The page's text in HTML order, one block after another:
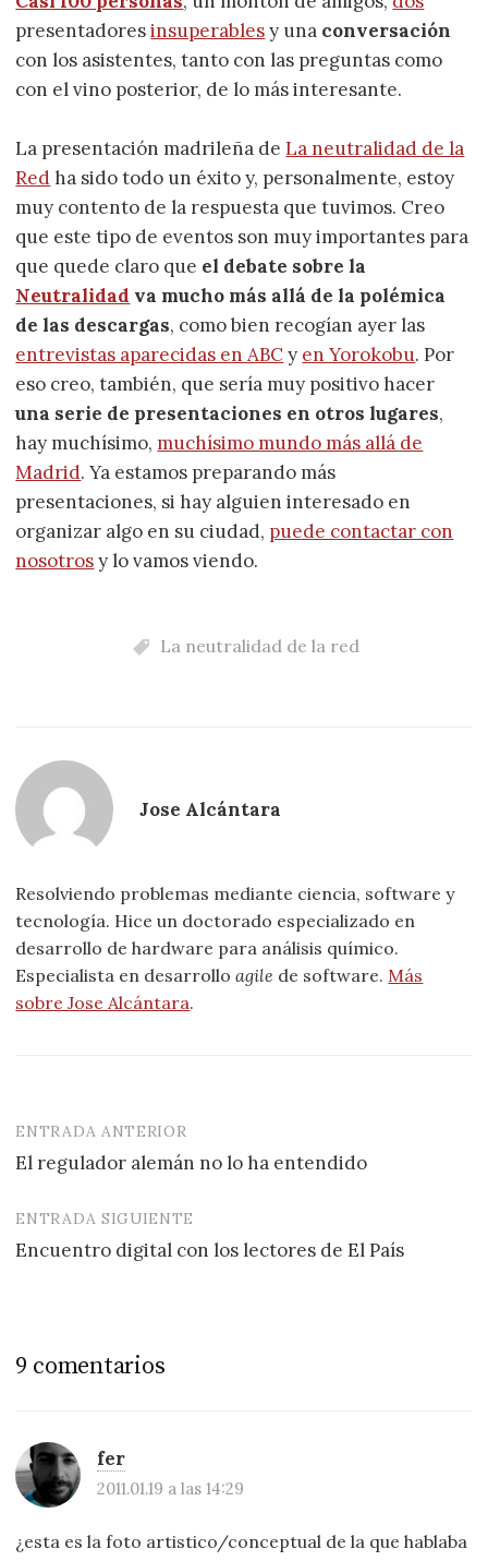
presentadoresinsuperablesy una conversación
con los asistentes, tanto con las preguntas como
con el vino posterior, de lo más interesante.
La presentación madrileña deLa neutralidad de la
Redha sido todo un éxito y, personalmente, estoy
muy contento de la respuesta que tuvimos. Creo
que este tipo de eventos son muy importantes para
que quede claro que el debate sobre la
Neutralidad va mucho más allá de la polémica
de las descargas, como bien recogían ayer las
entrevistas aparecidas en ABCy en Yorokobu. Por
eso creo, también, que sería muy positivo hacer
una serie de presentaciones en otros lugares,
hay muchísimo,muchísimo mundo más allá de
Madrid. Ya estamos preparando más
presentaciones, si hay alguien interesado en
organizar algo en su ciudad, puede contactar con
nosotrosy lo vamos viendo.
La neutralidad de la red
Jose Alcántara
Resolviendo problemas mediante ciencia, software y
tecnología. Hice un doctorado especializado en
desarrollo de hardware para análisis químico.
Especialista en desarrolloagile de software. Más
sobre Jose Alcántara.
Navegación
de
entradas
ENTRADA ANTERIOR
El regulador alemán no lo ha entendido
ENTRADA SIGUIENTE
Encuentro digital con los lectores de El País
9 comentarios
fer
2011.01.19 a las 14:29
¿esta es la foto artistico/conceptual de la que hablaba